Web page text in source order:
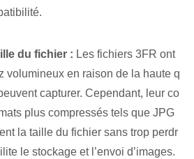
du fichier : Les fichiers ‌3FR ont
volumineux en raison de la haute q
capturer. Cependant, leur co
plus compressés tels que JPG
la taille du fichier sans trop perdr
le stockage et l’envoi d’images.